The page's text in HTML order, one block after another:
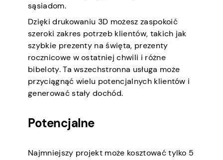
sąsiadom.
Dzięki drukowaniu 3D możesz zaspokoić
szeroki zakres potrzeb klientów, takich jak
szybkie prezenty na święta, prezenty
rocznicowe w ostatniej chwili i różne
bibeloty. Ta wszechstronna usługa może
przyciągnąć wielu potencjalnych klientów i
generować stały dochód.
Potencjalne
Najmniejszy projekt może kosztować tylko 5